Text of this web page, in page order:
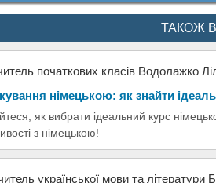
ТАКОЖ
початкових класів Водолажко
німецькою: як знайти
як вибрати ідеальний курс
з німецькою!
української мови та літератури